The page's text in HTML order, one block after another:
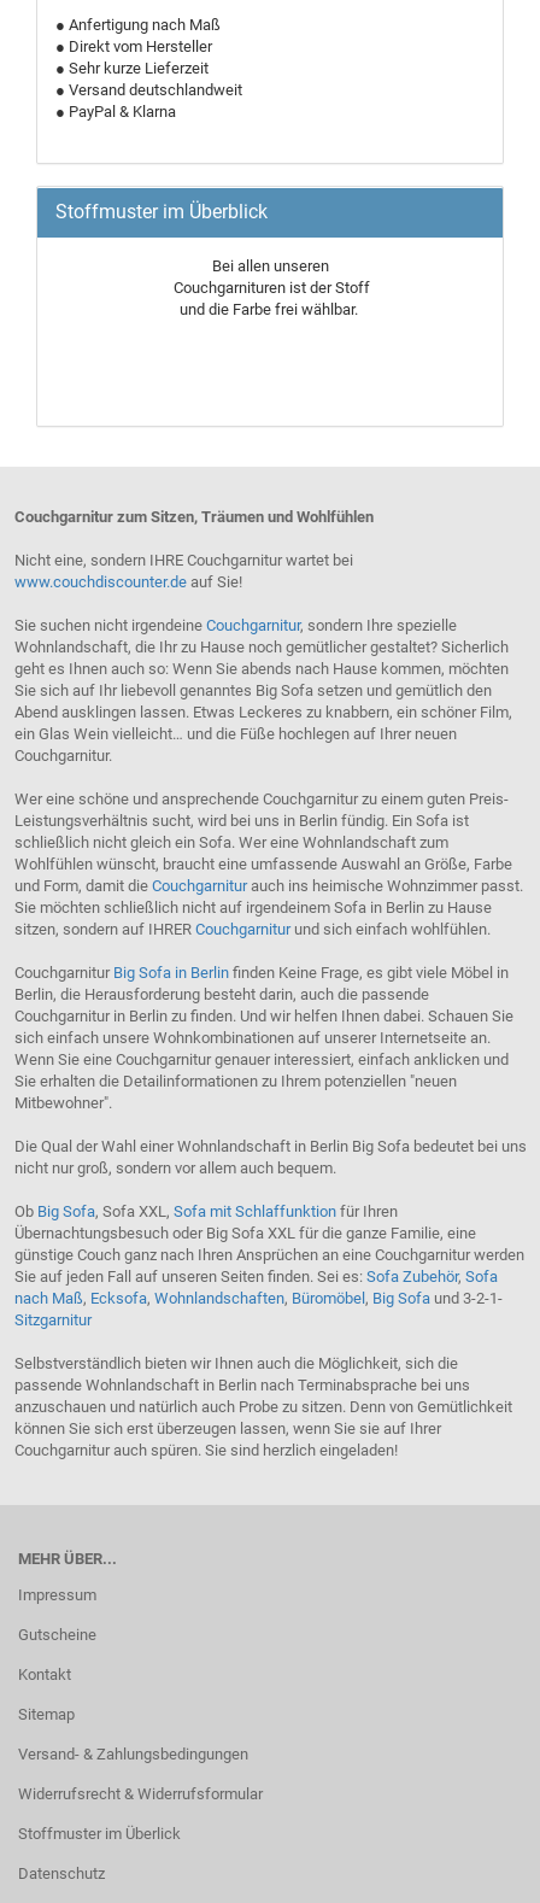
● Anfertigung nach Maß
● Direkt vom Hersteller
● Sehr kurze Lieferzeit
● Versand deutschlandweit
● PayPal & Klarna
Stoffmuster im Überblick
Bei allen unseren
Couchgarnituren ist der Stoff
und die Farbe frei wählbar.
Couchgarnitur zum Sitzen, Träumen und Wohlfühlen
Nicht eine, sondern IHRE Couchgarnitur wartet bei
www.couchdiscounter.deauf Sie!
Sie suchen nicht irgendeine Couchgarnitur, sondern Ihre spezielle
Wohnlandschaft, die Ihr zu Hause noch gemütlicher gestaltet? Sicherlich
geht es Ihnen auch so: Wenn Sie abends nach Hause kommen, möchten
Sie sich auf Ihr liebevoll genanntes Big Sofa setzen und gemütlich den
Abend ausklingen lassen. Etwas Leckeres zu knabbern, ein schöner Film,
ein Glas Wein vielleicht… und die Füße hochlegen auf Ihrer neuen
Couchgarnitur.
Wer eine schöne und ansprechende Couchgarnitur zu einem guten Preis-
Leistungsverhältnis sucht, wird bei uns in Berlin fündig. Ein Sofa ist
schließlich nicht gleich ein Sofa. Wer eine Wohnlandschaft zum
Wohlfühlen wünscht, braucht eine umfassende Auswahl an Größe, Farbe
und Form, damit die Couchgarniturauch ins heimische Wohnzimmer passt.
Sie möchten schließlich nicht auf irgendeinem Sofa in Berlin zu Hause
sitzen, sondern auf IHRER Couchgarniturund sich einfach wohlfühlen.
Couchgarnitur Big Sofa in Berlinfinden Keine Frage, es gibt viele Möbel in
Berlin, die Herausforderung besteht darin, auch die passende
Couchgarnitur in Berlin zu finden. Und wir helfen Ihnen dabei. Schauen Sie
sich einfach unsere Wohnkombinationen auf unserer Internetseite an.
Wenn Sie eine Couchgarnitur genauer interessiert, einfach anklicken und
Sie erhalten die Detailinformationen zu Ihrem potenziellen "neuen
Mitbewohner".
Die Qual der Wahl einer Wohnlandschaft in Berlin Big Sofa bedeutet bei uns
nicht nur groß, sondern vor allem auch bequem.
Ob Big Sofa, Sofa XXL, Sofa mit Schlaffunktionfür Ihren
Übernachtungsbesuch oder Big Sofa XXL für die ganze Familie, eine
günstige Couch ganz nach Ihren Ansprüchen an eine Couchgarnitur werden
Sie auf jeden Fall auf unseren Seiten finden. Sei es: Sofa Zubehör, Sofa
nach Maß, Ecksofa, Wohnlandschaften, Büromöbel, Big Sofaund 3-2-1-
Sitzgarnitur
Selbstverständlich bieten wir Ihnen auch die Möglichkeit, sich die
passende Wohnlandschaft in Berlin nach Terminabsprache bei uns
anzuschauen und natürlich auch Probe zu sitzen. Denn von Gemütlichkeit
können Sie sich erst überzeugen lassen, wenn Sie sie auf Ihrer
Couchgarnitur auch spüren. Sie sind herzlich eingeladen!
MEHR ÜBER...
Impressum
Gutscheine
Kontakt
Sitemap
Versand- & Zahlungsbedingungen
Widerrufsrecht & Widerrufsformular
Stoffmuster im Überlick
Datenschutz